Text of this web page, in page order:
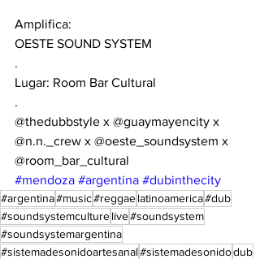
Amplifica:
OESTE SOUND SYSTEM
.
Lugar: Room Bar Cultural
.
@thedubbstyle x @guaymayencity x
@n.n._crew x @oeste_soundsystem x
@room_bar_cultural
#mendoza #argentina #dubinthecity
#argentina#music#reggaelatinoamerica#dub
#soundsystemculturelive#soundsystem
#soundsystemargentina
#sistemadesonidoartesanal#sistemadesonidodub